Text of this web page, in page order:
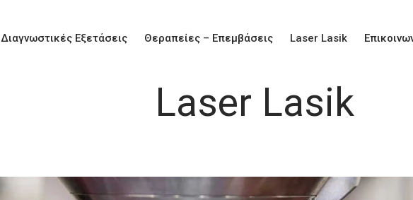
Διαγνωστικές Εξετάσεις Θεραπείες – Επεμβάσεις Laser Lasik
Laser Lasik